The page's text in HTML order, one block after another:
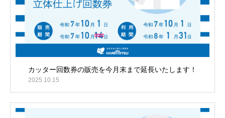
カッター回数券の販売を今月末まで延長いたします！
2025.10.15